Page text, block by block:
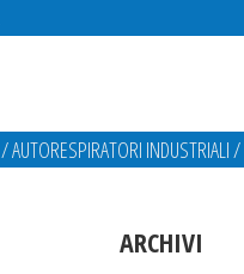
/AUTORESPIRATORI INDUSTRIALI/
ARCHIVI